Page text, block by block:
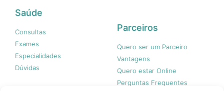
Saúde
Consultas
Exames
Especialidades
Dúvidas
Parceiros
Quero ser um Parceiro
Vantagens
Quero estar Online
Perguntas Frequentes